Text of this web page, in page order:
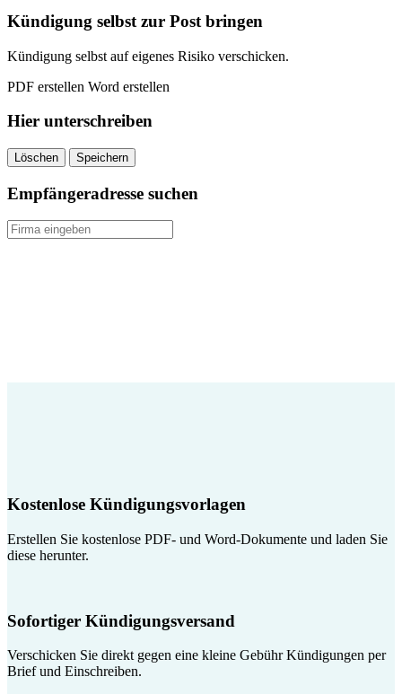
Kündigung selbst zur Post bringen
Kündigung selbst auf eigenes Risiko verschicken.
PDF erstellen Word erstellen
Hier unterschreiben
Löschen Speichern
Empfängeradresse suchen
Kostenlose Kündigungsvorlagen
Erstellen Sie kostenlose PDF- und Word-Dokumente und laden Sie
diese herunter.
Sofortiger Kündigungsversand
Verschicken Sie direkt gegen eine kleine Gebühr Kündigungen per
Brief und Einschreiben.